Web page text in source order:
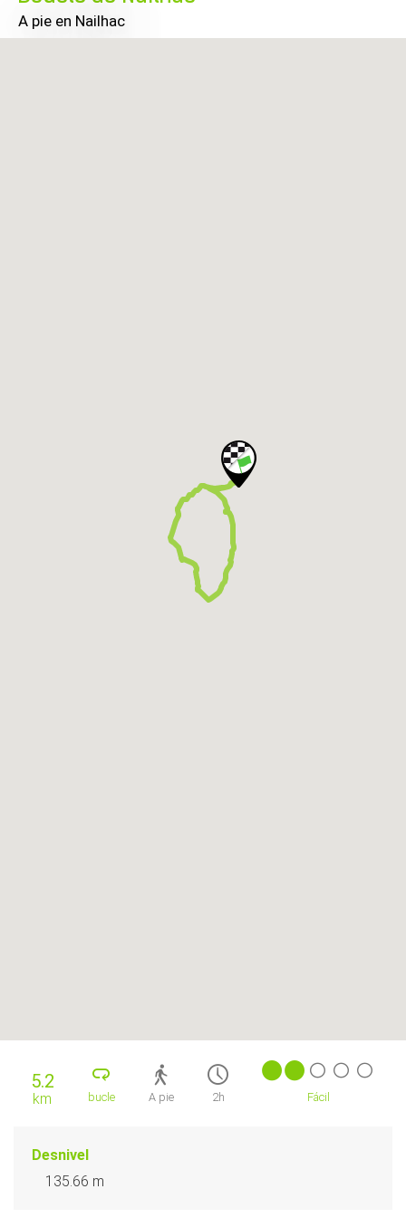
A pie en Nailhac
5.2
km bucle A pie 2h Fácil
Desnivel
135.66 m